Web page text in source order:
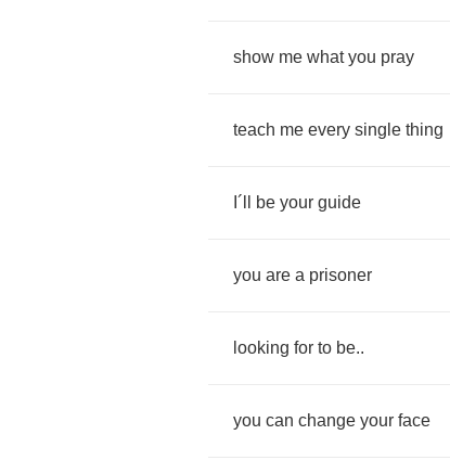
show me what you pray
teach me every single thing
´ be your guide
you are a prisoner
looking for to be..
you can change your face